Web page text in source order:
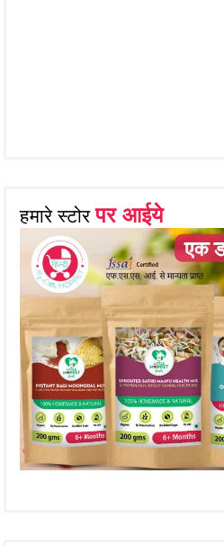
हमारे स्टोरपर आईये